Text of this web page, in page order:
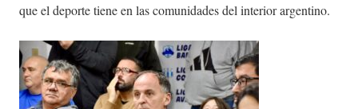
que el deporte tiene en las comunidades del interior argentino.